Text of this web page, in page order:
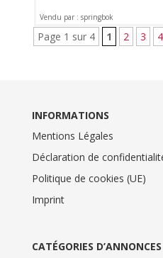
Vendu par : springbok
Page 1 sur 4 1 2 3 4
INFORMATIONS
Mentions Légales
Déclaration de
Politique de cookies (UE)
Imprint
CATÉGORIES D’ANNONCES